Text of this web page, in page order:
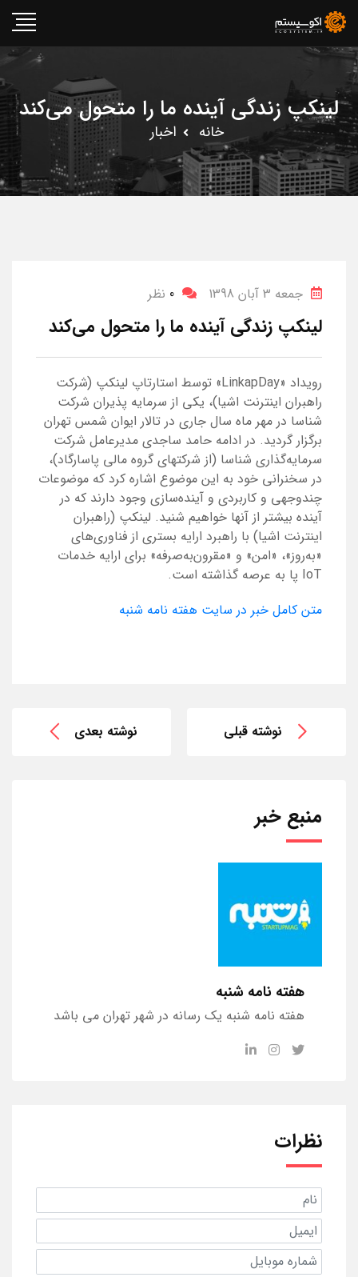
لینکپ زندگی آینده ما را متحول می‌کند
خانه اخبار
جمعه 3 آبان 1398 0 نظر
لینکپ زندگی آینده ما را متحول می‌کند
رویداد «LinkapDay» توسط استارتاپ لینکپ (شرکت
راهبران اینترنت اشیا)، یکی از سرمایه پذیران شرکت
شناسا در مهر ماه سال جاری در تالار ایوان شمس تهران
برگزار گردید. در ادامه حامد ساجدی مدیرعامل شرکت
سرمایه‌گذاری شناسا (از شرکتهای گروه مالی پاسارگاد)،
در سخنرانی خود به این موضوع اشاره کرد که موضوعات
چندوجهی و کاربردی و آینده‌سازی وجود دارند که در
آینده بیشتر از آنها خواهیم شنید. لینکپ (راهبران
اینترنت اشیا) با راهبرد ارایه بستری از فناوری‌های
«به‌روز»، «امن» و «مقرون‌به‌صرفه» برای ارایه خدمات
IoT پا به عرصه گذاشته است.
متن کامل خبر در سایت هفته نامه شنبه
نوشته قبلی نوشته بعدی
منبع خبر
هفته نامه شنبه
هفته نامه شنبه یک رسانه در شهر تهران می باشد
نظرات